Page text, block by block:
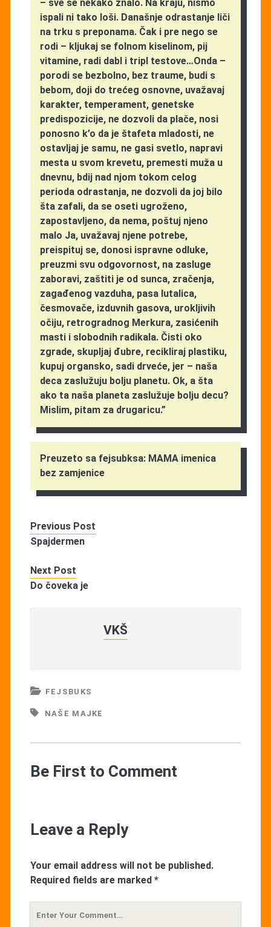
– sve se nekako znalo. Na kraju, nismo
ispali ni tako loši. Današnje odrastanje liči
na trku s preponama. Čak i pre nego se
rodi – kljukaj se folnom kiselinom, pij
vitamine, radi dabl i tripl testove…Onda –
porodi se bezbolno, bez traume, budi s
bebom, doji do trećeg osnovne, uvažavaj
karakter, temperament, genetske
predispozicije, ne dozvoli da plače, nosi
ponosno k’o da je štafeta mladosti, ne
ostavljaj je samu, ne gasi svetlo, napravi
mesta u svom krevetu, premesti muža u
dnevnu, bdij nad njom tokom celog
perioda odrastanja, ne dozvoli da joj bilo
šta zafali, da se oseti ugroženo,
zapostavljeno, da nema, poštuj njeno
malo Ja, uvažavaj njene potrebe,
preispituj se, donosi ispravne odluke,
preuzmi svu odgovornost, na zasluge
zaboravi, zaštiti je od sunca, zračenja,
zagađenog vazduha, pasa lutalica,
česmovače, izduvnih gasova, urokljivih
očiju, retrogradnog Merkura, zasićenih
masti i slobodnih radikala. Čisti oko
zgrade, skupljaj đubre, recikliraj plastiku,
kupuj organsko, sadi drveće, jer – naša
deca zaslužuju bolju planetu. Ok, a šta
ako ta naša planeta zaslužuje bolju decu?
Mislim, pitam za drugaricu.”
Preuzeto sa fejsubksa: MAMA imenica
bez zamjenice
Previous Post
Spajdermen
Next Post
Do čoveka je
VKŠ
FEJSBUKS
NAŠE MAJKE
Be First to Comment
Leave a Reply
Your email address will not be published.
Required fields are marked *